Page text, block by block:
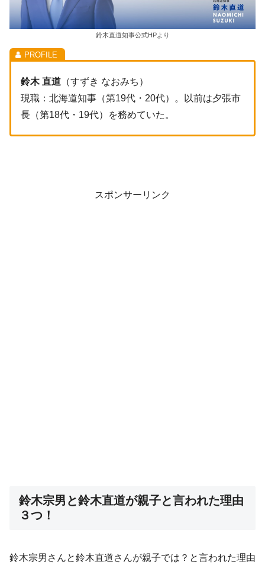
鈴木直道知事公式HPより
鈴木 直道 （すずき なおみち）
現職：北海道知事（第19代・20代）。以前は夕張市
長（第18代・19代）を務めていた。
スポンサーリンク
鈴木宗男と鈴木直道が親子と言われた理由
３つ！
鈴木宗男さんと鈴木直道さんが親子では？と言われた理由